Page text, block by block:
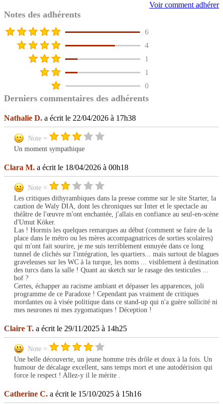
Voir comment adhérer
Notes des adhérents
6
4
1
1
0
Derniers commentaires des adhérents
Nathalie D. a écrit le 22/04/2026 à 17h38
Note =
Un moment sympathique
Clara M. a écrit le 18/04/2026 à 00h18
Note =
Les critiques dithyrambiques dans la presse comme sur le site Starter, la
caution de Waly DIA, dont les chroniques sur Inter et le spectacle au
théâtre de l'œuvre m'ont enchantée, j'allais en confiance au seul-en-scène
d'Umut Köker.
Las ! Hormis les quelques remarques au début (comment se faire de la
place dans le métro ou les mères accompagnatrices de sorties scolaires)
qui m'ont fait sourire, je me suis terriblement ennuyée dans ce long
tunnel de clichés sur l'intégration, les quartiers... mais surtout de blagues
graveleuses sur les WC à la turque, les noms ... visiblement à destination
des turcs dans la salle ! Quant au sketch sur le rasage des testicules ...
bof ?
Certes, échapper au racisme ambiant et dépasser les apparences, joli
programme de ce Paradoxe ! Cependant pas vraiment de critiques
mordantes ou à visée politique dans ce stand-up qui n'a guère sollicité ni
mes neurones ni mes zygomatiques ! Déception !
Claire T. a écrit le 29/11/2025 à 14h25
Note =
Une belle découverte, un jeune homme très drôle et doux à la fois. Un
humour de décalage excellent, sans temps mort et une autodérision qui
force le respect ! Allez-y il le mérite .
Catherine C. a écrit le 15/10/2025 à 15h16